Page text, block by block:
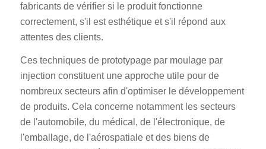
fabricants de vérifier si le produit fonctionne
correctement, s'il est esthétique et s'il répond aux
attentes des clients.
Ces techniques de prototypage par moulage par
injection constituent une approche utile pour de
nombreux secteurs afin d'optimiser le développement
de produits. Cela concerne notamment les secteurs
de l'automobile, du médical, de l'électronique, de
l'emballage, de l'aérospatiale et des biens de